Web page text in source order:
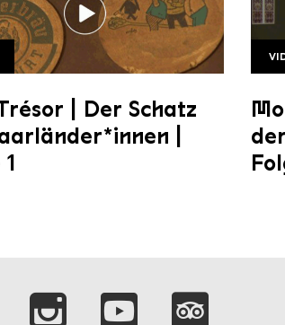
Tresor1 1920w v2
| Der Schatz
|
zu